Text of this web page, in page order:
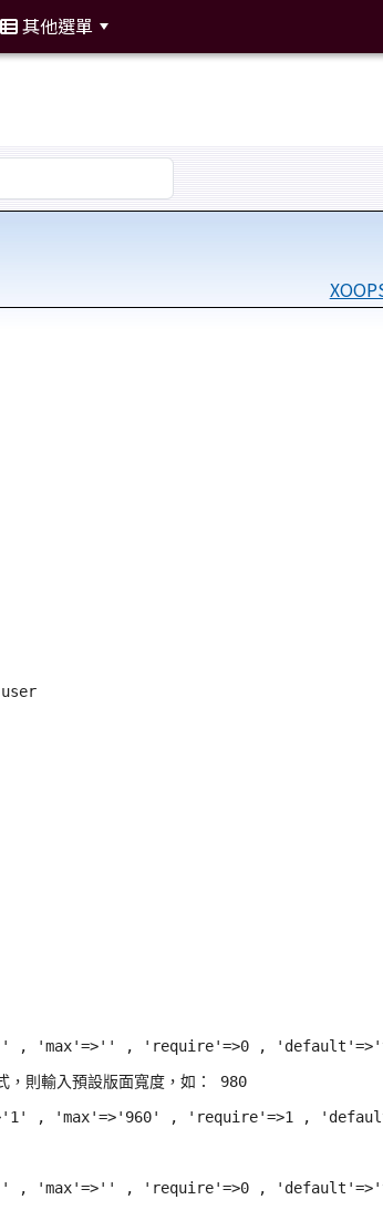
其他選單
, 'max'=>'' , 'require'=>0 ,
則輸入預設版面寬度，如： 980
, 'max'=>'960' , 'require'=>1 ,
, 'max'=>'' , 'require'=>0 ,